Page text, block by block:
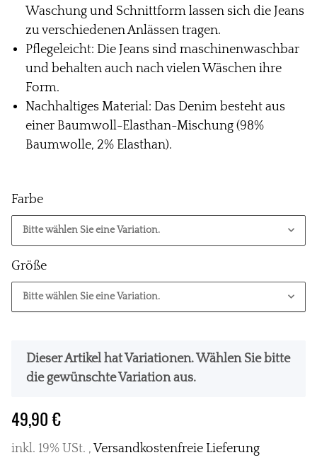
Waschung und Schnittform lassen sich die Jeans
zu verschiedenen Anlässen tragen.
Pflegeleicht: Die Jeans sind maschinenwaschbar
und behalten auch nach vielen Wäschen ihre
Form.
Nachhaltiges Material: Das Denim besteht aus
einer Baumwoll-Elasthan-Mischung (98%
Baumwolle, 2% Elasthan).
Farbe
Bitte wählen Sie eine Variation.
Größe
Bitte wählen Sie eine Variation.
x
Dieser Artikel hat Variationen. Wählen Sie bitte
die gewünschte Variation aus.
49,90 €
inkl. 19% USt. ,Versandkostenfreie Lieferung